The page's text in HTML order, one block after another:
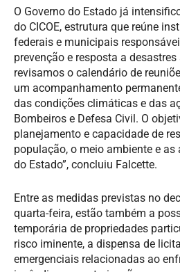
O Governo do Estado já
do CICOE, estrutura que reúne
federais e municipais
prevenção e resposta a
revisamos o calendário de
um acompanhamento
das condições climáticas e das
Bombeiros e Defesa Civil. O
planejamento e capacidade de
população, o meio ambiente e
do Estado”, concluiu Falcette.
Entre as medidas previstas no
quarta-feira, estão também a
temporária de propriedades
risco iminente, a dispensa de
emergenciais relacionadas ao